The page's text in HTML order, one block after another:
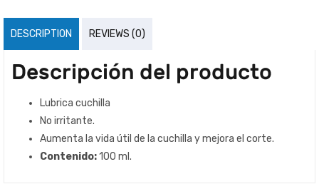
DESCRIPTION REVIEWS (0)
Descripción del producto
Lubrica cuchilla
No irritante.
Aumenta la vida útil de la cuchilla y mejora el corte.
Contenido:100 ml.